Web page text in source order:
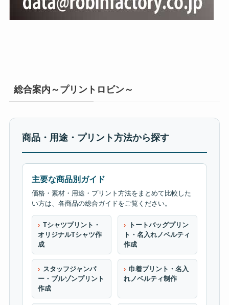
総合案内～プリントロビン～
商品・用途・プリント方法から探す
主要な商品別ガイド
価格・素材・用途・プリント方法をまとめて比較した
い方は、各商品の総合ガイドをご覧ください。
Tシャツプリント・
オリジナルTシャツ作
成
トートバッグプリン
ト・名入れノベルティ
作成
スタッフジャンパ
ー・ブルゾンプリント
作成
巾着プリント・名入
れノベルティ制作